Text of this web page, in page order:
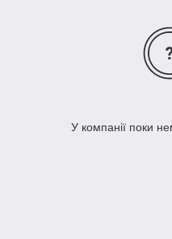
У компанії поки